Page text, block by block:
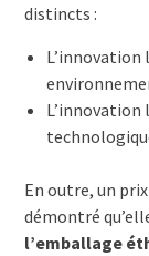
distincts :
L’innovation
L’innovation
En outre, un
démontré
l’emballage